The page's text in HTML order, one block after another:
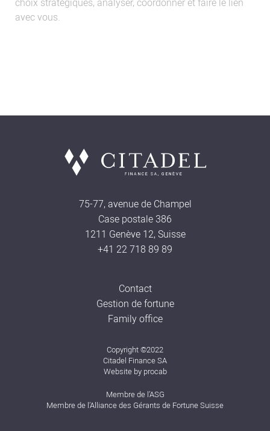
choix stratégiques, analyser, coordonner et faire le lien
avec vous.
75-77, avenue de Champel
Case postale 386
1211 Genève 12, Suisse
+41 22 718 89 89
Contact
Gestion de fortune
Family office
Copyright ©2022
Citadel Finance SA
Website by procab
Membre de l’ASG
Membre de l’Alliance des Gérants de Fortune Suisse